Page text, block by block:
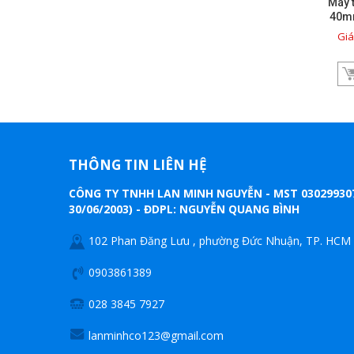
THÔNG TIN LIÊN HỆ
CÔNG TY TNHH LAN MINH NGUYỄN - MST
30/06/2003) - ĐDPL: NGUYỄN QUANG BÌNH
102 Phan Đăng Lưu , phường Đức Nhuận, TP. HCM
0903861389
028 3845 7927
lanminhco123@gmail.com